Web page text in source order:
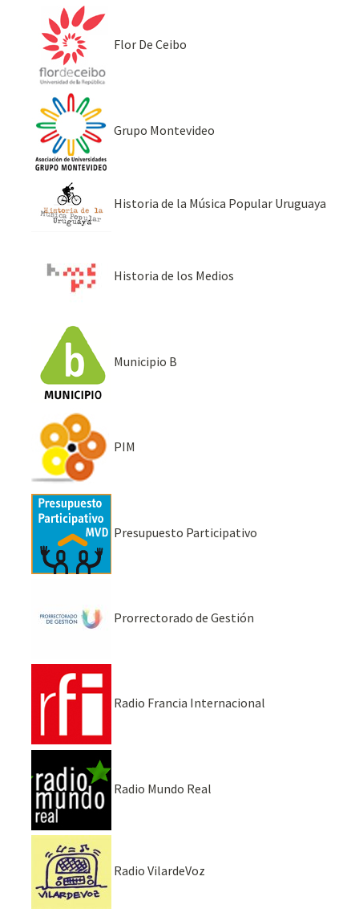
Flor De Ceibo
Grupo Montevideo
Historia de la Música Popular Uruguaya
Historia de los Medios
Municipio B
PIM
Presupuesto Participativo
Prorrectorado de Gestión
Radio Francia Internacional
Radio Mundo Real
Radio VilardeVoz